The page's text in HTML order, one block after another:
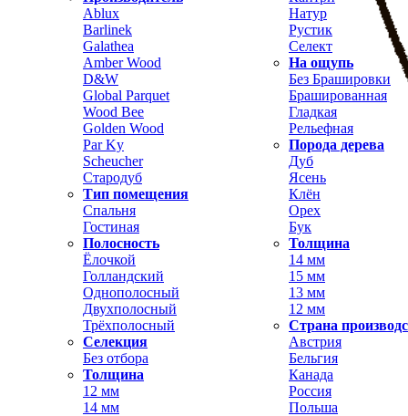
Ablux
Barlinek
Galathea
Amber Wood
D&W
Global Parquet
Wood Bee
Golden Wood
Par Ky
Scheucher
Стародуб
Тип помещения
Спальня
Гостиная
Полосность
Ёлочкой
Голландский
Однополосный
Двухполосный
Трёхполосный
Селекция
Без отбора
Натур
Рустик
Селект
На ощупь
Без Брашировки
Брашированная
Гладкая
Рельефная
Порода дерева
Дуб
Ясень
Клён
Орех
Бук
Толщина
14 мм
15 мм
13 мм
12 мм
Страна
Австрия
Бельгия
Толщина
12 мм
14 мм
Канада
Россия
Польша